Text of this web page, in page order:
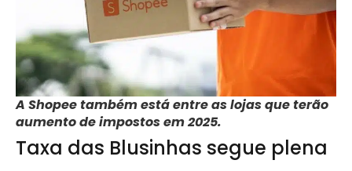
A Shopee também está entre as lojas que terão
aumento de impostos em 2025.
Taxa das Blusinhas segue plena